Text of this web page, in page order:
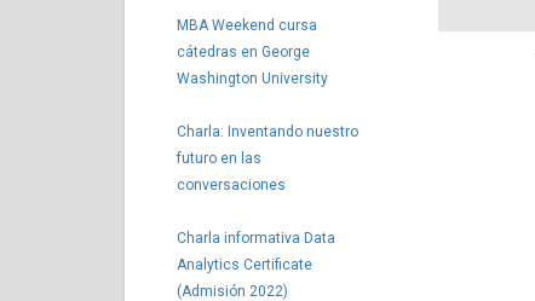
MBA Weekend cursa
cátedras en George
Washington University
Charla: Inventando nuestro
futuro en las
conversaciones
Charla informativa Data
Analytics Certificate
(Admisión 2022)